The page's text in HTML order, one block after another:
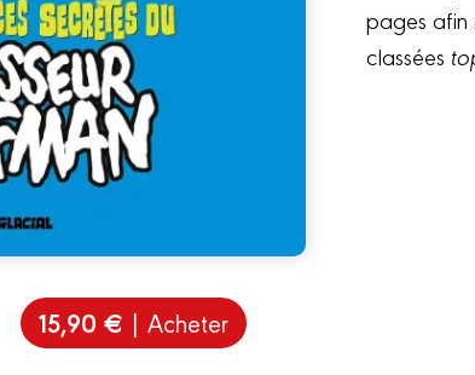
15,90 € | Acheter
pages afin
classées